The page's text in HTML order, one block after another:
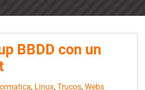
BBDD con un
, Linux, Trucos, Webs